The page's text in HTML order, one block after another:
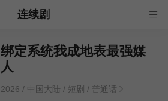
连续剧
绑定系统我成地表最强媒
人
2026 / 中国大陆 / 短剧 / 普通话